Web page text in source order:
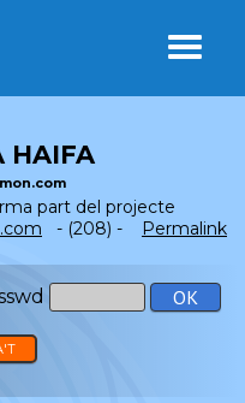
HAIFA
part del projecte
- (208) - Permalink